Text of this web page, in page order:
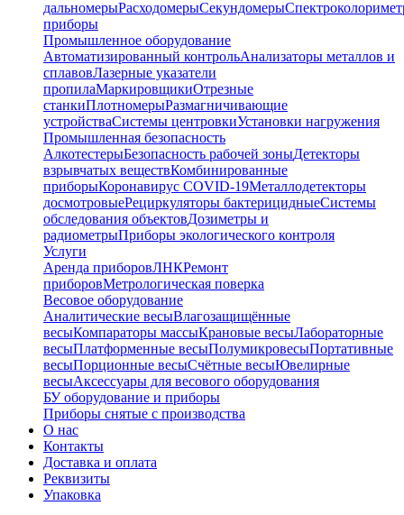
дальномерыРасходомерыСекундомеры
приборы
Промышленное оборудование
Автоматизированный контрольАнализаторы металлов и
сплавовЛазерные указатели
пропилаМаркировщикиОтрезные
станкиПлотномерыРазмагничивающие
устройстваСистемы центровкиУстановки нагружения
Промышленная безопасность
АлкотестерыБезопасность рабочей зоныДетекторы
взрывчатых веществКомбинированные
приборыКоронавирус COVID-19Металлодетекторы
досмотровыеРециркуляторы бактерицидныеСистемы
обследования объектовДозиметры и
радиометрыПриборы экологического контроля
Услуги
Аренда приборовЛНКРемонт
приборовМетрологическая поверка
Весовое оборудование
Аналитические весыВлагозащищённые
весыКомпараторы массыКрановые весыЛабораторные
весыПлатформенные весыПолумикровесыПортативные
весыПорционные весыСчётные весыЮвелирные
весыАксессуары для весового оборудования
БУ оборудование и приборы
Приборы снятые с производства
О нас
Контакты
Доставка и оплата
Реквизиты
Упаковка